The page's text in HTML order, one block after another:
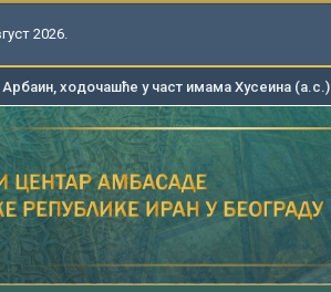
2026.
Арбаин, ходочашће у част имама Хусеина (а.с.)